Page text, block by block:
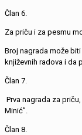
Član 6.
Za priču i za pesmu
Broj nagrada može
književnih radova i da
Član 7.
Prva nagrada za
Minić”.
Član 8.